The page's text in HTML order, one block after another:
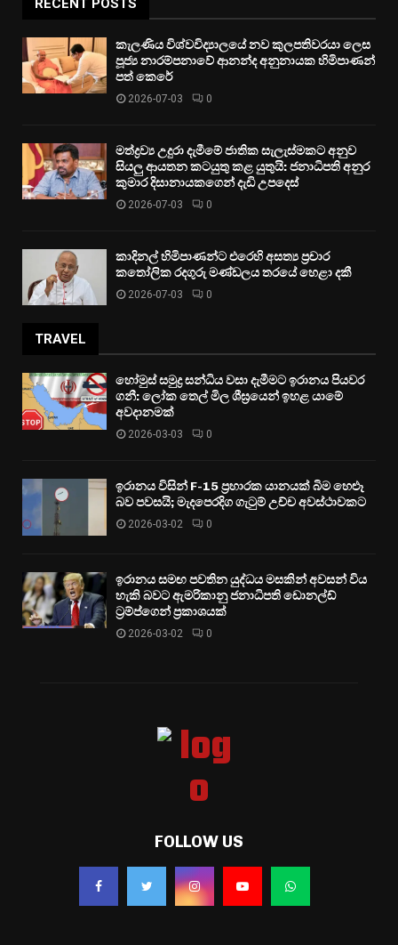
RECENT POSTS
කැලණිය විශ්වවිද්‍යාලයේ නව කුලපතිවරයා ලෙස
පූජ්‍ය නාරම්පනාවේ ආනන්ද අනුනායක හිමිපාණන්
පත් කෙරේ
2026-07-03 0
මත්ද්‍රව්‍ය උදුරා දැමීමේ ජාතික සැලැස්මකට අනුව
සියලු ආයතන කටයුතු කළ යුතුයි: ජනාධිපති අනුර
කුමාර දිසානායකගෙන් දැඩි උපදෙස්
2026-07-03 0
කාදිනල් හිමිපාණන්ට එරෙහි අසත්‍ය ප්‍රචාර
කතෝලික රදගුරු මණ්ඩලය තරයේ හෙළා දකී
2026-07-03 0
TRAVEL
හෝමුස් සමුද්‍ර සන්ධිය වසා දැමීමට ඉරානය පියවර
ගනී: ලෝක තෙල් මිල ශීඝ්‍රයෙන් ඉහළ යාමේ
අවදානමක්
2026-03-03 0
ඉරානය විසින් F-15 ප්‍රහාරක යානයක් බිම හෙළූ
බව පවසයි; මැදපෙරදිග ගැටුම් උච්ච අවස්ථාවකට
2026-03-02 0
ඉරානය සමඟ පවතින යුද්ධය මසකින් අවසන් විය
හැකි බවට ඇමරිකානු ජනාධිපති ඩොනල්ඩ්
ට්‍රම්ප්ගෙන් ප්‍රකාශයක්
2026-03-02 0
FOLLOW US